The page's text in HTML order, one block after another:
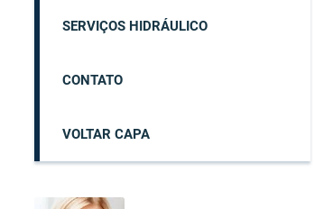
SERVIÇOS HIDRÁULICO
CONTATO
VOLTAR CAPA